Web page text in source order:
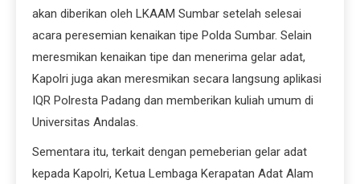
akan diberikan oleh LKAAM Sumbar setelah selesai
acara peresemian kenaikan tipe Polda Sumbar. Selain
meresmikan kenaikan tipe dan menerima gelar adat,
Kapolri juga akan meresmikan secara langsung aplikasi
IQR Polresta Padang dan memberikan kuliah umum di
Universitas Andalas.
Sementara itu, terkait dengan pemeberian gelar adat
kepada Kapolri, Ketua Lembaga Kerapatan Adat Alam